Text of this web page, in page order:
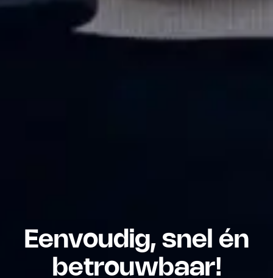
Eenvoudig, snel én
betrouwbaar!